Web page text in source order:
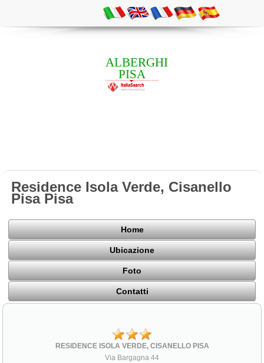
ALBERGHI
PISA
Residence Isola Verde, Cisanello
Pisa Pisa
Home
Ubicazione
Foto
Contatti
RESIDENCE ISOLA VERDE, CISANELLO PISA
Via Bargagna 44